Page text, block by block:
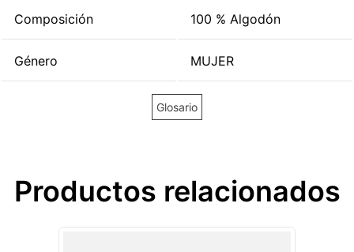
Composición 100 % Algodón
Género MUJER
Glosario
Productos relacionados